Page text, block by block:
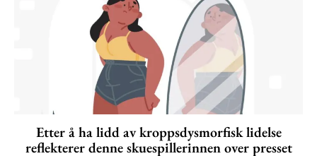
Etter å ha lidd av kroppsdysmorfisk lidelse
reflekterer denne skuespillerinnen over presset